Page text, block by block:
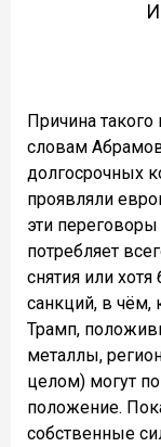
Причина
словам
долгосрочных
проявляли
эти
потребляет
снятия или
санкций, в чём,
Трамп,
металлы,
целом) могут
положение.
собственные